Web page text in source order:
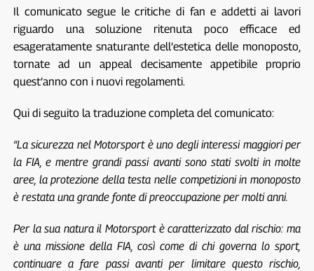
Il comunicato segue le critiche di fan e addetti ai lavori
riguardo una soluzione ritenuta poco efficace ed
esageratamente snaturante dell’estetica delle monoposto,
tornate ad un appeal decisamente appetibile proprio
quest’anno con i nuovi regolamenti.
Qui di seguito la traduzione completa del comunicato:
“La sicurezza nel Motorsport è uno degli interessi maggiori per
la FIA, e mentre grandi passi avanti sono stati svolti in molte
aree, la protezione della testa nelle competizioni in monoposto
è restata una grande fonte di preoccupazione per molti anni.
Per la sua natura il Motorsport è caratterizzato dal rischio: ma
è una missione della FIA, così come di chi governa lo sport,
continuare a fare passi avanti per limitare questo rischio,